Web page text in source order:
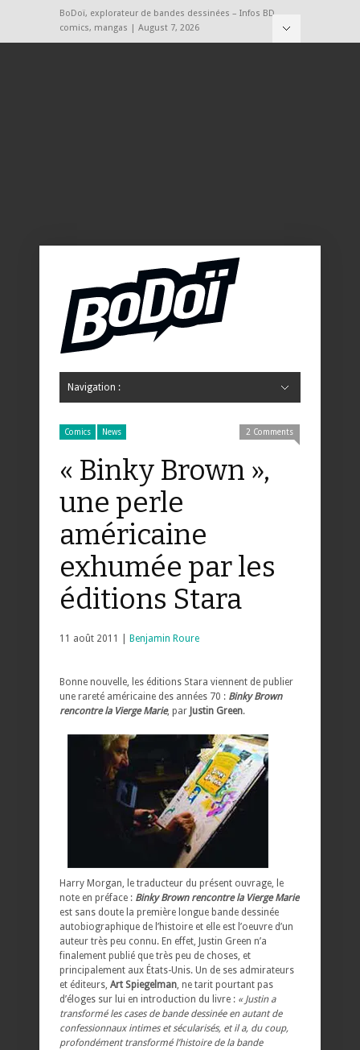
BoDoï, explorateur de bandes dessinées – Infos BD,
comics, mangas | August 7, 2026
Navigation :
Comics News 2 Comments
« Binky Brown »,
une perle
américaine
exhumée par les
éditions Stara
11 août 2011 | Benjamin Roure
Bonne nouvelle, les éditions Stara viennent de publier
une rareté américaine des années 70 : Binky Brown
rencontre la Vierge Marie, par Justin Green.
Harry Morgan, le traducteur du présent ouvrage, le
note en préface : Binky Brown rencontre la Vierge Marie
est sans doute la première longue bande dessinée
autobiographique de l’histoire et elle est l’oeuvre d’un
auteur très peu connu. En effet, Justin Green n’a
finalement publié que très peu de choses, et
principalement aux États-Unis. Un de ses admirateurs
et éditeurs, Art Spiegelman , ne tarit pourtant pas
d’éloges sur lui en introduction du livre : « Justin a
transformé les cases de bande dessinée en autant de
confessionnaux intimes et sécularisés, et il a, du coup,
profondément transformé l’histoire de la bande